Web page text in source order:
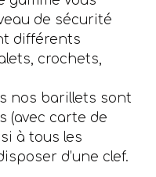
de sécurité
différents
crochets,
nos barillets sont
(avec carte de
à tous les
d’une clef.